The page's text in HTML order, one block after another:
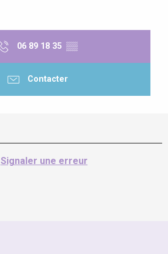
06 89 18 35 ▒▒
Contacter
Signaler une erreur